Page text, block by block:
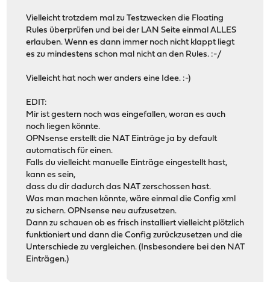
Vielleicht trotzdem mal zu Testzwecken die Floating
Rules überprüfen und bei der LAN Seite einmal ALLES
erlauben. Wenn es dann immer noch nicht klappt liegt
es zu mindestens schon mal nicht an den Rules. :-/
Vielleicht hat noch wer anders eine Idee. :-)
EDIT:
Mir ist gestern noch was eingefallen, woran es auch
noch liegen könnte.
OPNsense erstellt die NAT Einträge ja by default
automatisch für einen.
Falls du vielleicht manuelle Einträge eingestellt hast,
kann es sein,
dass du dir dadurch das NAT zerschossen hast.
Was man machen könnte, wäre einmal die Config xml
zu sichern. OPNsense neu aufzusetzen.
Dann zu schauen ob es frisch installiert vielleicht plötzlich
funktioniert und dann die Config zurückzusetzen und die
Unterschiede zu vergleichen. (Insbesondere bei den NAT
Einträgen.)